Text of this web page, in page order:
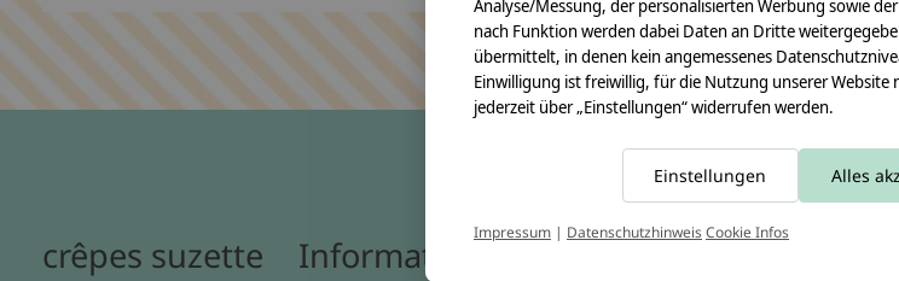
crêpes suzette Informationen Anleitungen
Analyse/Messung, der personalisierten Werbung sowie
nach Funktion werden dabei Daten an Dritte
übermittelt, in denen kein angemessenes
Einwilligung ist freiwillig, für die Nutzung unserer
jederzeit über „Einstellungen“ widerrufen werden.
Einstellungen Alles
Impressum | DatenschutzhinweisCookie Infos